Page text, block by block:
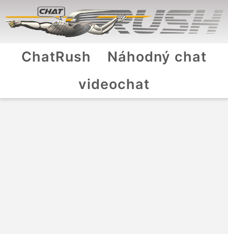
ChatRush
Náhodný chat
videochat